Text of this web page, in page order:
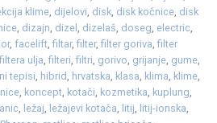
klime, dijelovi, disk, disk kočnice, disk
, dizajn, dizel , dizelaš, doseg, electric,
, facelift,filtar,filter,filter goriva,filter
filtera ulja,filteri,filtri, gorivo, grijanje, gume,
tepisi, hibrid, hrvatska, klasa, klima, klime,
, koncept, kotači, kozmetika, kuplung,
lanic, ležaj, ležajevi kotača, litij, litij-ionska,